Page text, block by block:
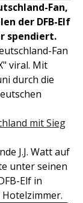
Fan,
der DFB-Elf
spendiert.
Fan
viral. Mit
durch die
mit Sieg
J.J. Watt auf
unter seinen
Elf in